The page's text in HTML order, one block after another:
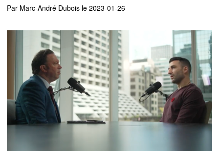
Par Marc-André Dubois le 2023-01-26